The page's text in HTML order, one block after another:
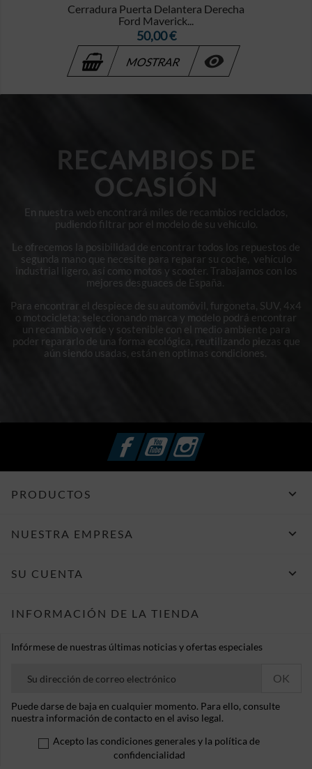
Cerradura Puerta Delantera Derecha
Ford Maverick...
Precio
50,00 €
MOSTRAR 
RECAMBIOS DE
OCASIÓN
En nuestra web encontrará miles de recambios reciclados,
pudiendo filtrar por el modelo de su vehículo.
Le ofrecemos la posibilidad de encontrar todos los repuestos de
segunda mano que necesite para reparar su coche, vehículo
industrial ligero, así como motos y scooter. Trabajamos con los
mejores desguaces de España.
Para encontrar el despiece de su automóvil, furgoneta, SUV, 4x4
o motocicleta; seleccionando marca y modelo podrá encontrar
un recambio verde y sostenible con el medio ambiente para
poder repararlo de una forma ecológica, reutilizando piezas que
aún siendo usadas, están en optimas condiciones.
FacebookYouTubeInstagram
PRODUCTOS 
NUESTRA EMPRESA 
SU CUENTA 
INFORMACIÓN DE LA TIENDA
Infórmese de nuestras últimas noticias y ofertas especiales
Puede darse de baja en cualquier momento. Para ello, consulte
nuestra información de contacto en el aviso legal.
Acepto las condiciones generales y la política de
confidencialidad